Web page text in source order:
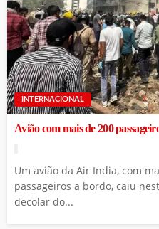
INTERNACIONAL
Avião com mais de 200
Um avião da Air India, com
passageiros a bordo, caiu
decolar do...